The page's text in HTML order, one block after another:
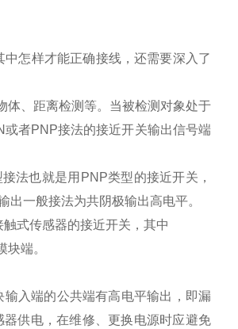
怎样才能正确接线，还需要深入了
体、距离检测等。当被检测对象处于
者PNP接法的接近开关输出信号端
法也就是用PNP类型的接近开关，
一般接法为共阴极输出高电平。
入端的公共端有高电平输出，即漏
供电，在维修、更换电源时应避免